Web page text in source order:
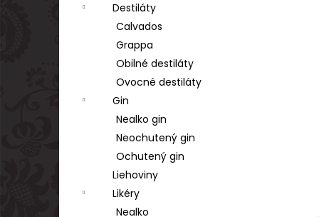
Destiláty
Calvados
Grappa
Obilné destiláty
Ovocné destiláty
Gin
Nealko gin
Neochutený gin
Ochutený gin
Liehoviny
Likéry
Nealko